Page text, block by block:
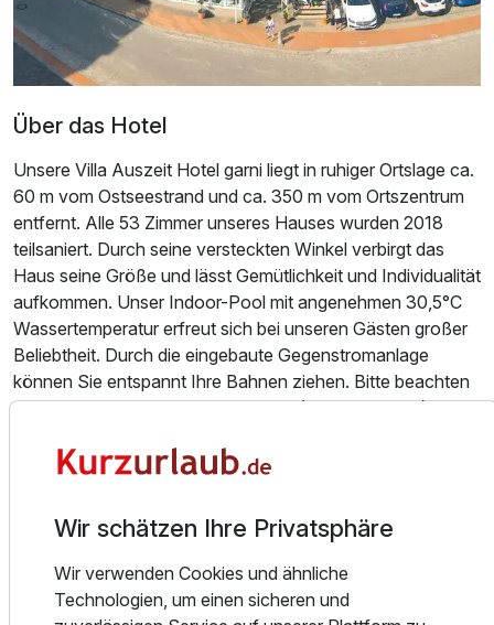
Doppelzimmer B
Über das Hotel
Unsere Villa Auszeit Hotel garni liegt in ruhiger Ortslage ca.
60 m vom Ostseestrand und ca. 350 m vom Ortszentrum
entfernt. Alle 53 Zimmer unseres Hauses wurden 2018
teilsaniert. Durch seine versteckten Winkel verbirgt das
Haus seine Größe und lässt Gemütlichkeit und Individualität
aufkommen. Unser Indoor-Pool mit angenehmen 30,5°C
Wassertemperatur erfreut sich bei unseren Gästen großer
Beliebtheit. Durch die eingebaute Gegenstromanlage
können Sie entspannt Ihre Bahnen ziehen. Bitte beachten
Sie, dass unser Haus keinen Lift hat (max. 4 Etagen) und
sich unmittelbar in ein herrliches 30 km² großes
Buchenwaldgebiet. Spazieren Sie nach Osten, flanieren
Sie über die historische Bergstraße entlang der
wilhelminischen Gründerzeitvillen mitten ins Herz der
Kaiserbäder. Bansin ist das kleinste der drei Kaiserbäder
Wir schätzen Ihre Privatsphäre
Wir verwenden Cookies und ähnliche
Technologien, um einen sicheren und